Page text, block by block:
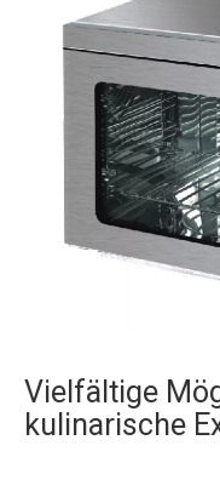
Vielfältige
kulinarische